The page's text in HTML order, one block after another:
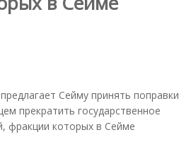
Сейму принять поправки
прекратить государственное
фракции которых в Сейме